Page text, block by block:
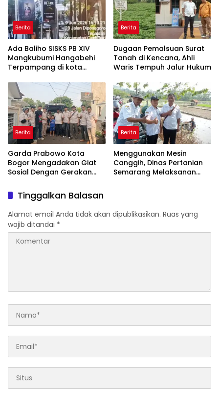
Berita
Ada Baliho SISKS PB XIV
Mangkubumi Hangabehi
Terpampang di kota
Membuat Budayawan
Terkejut
Berita
Dugaan Pemalsuan Surat
Tanah di Kencana, Ahli
Waris Tempuh Jalur Hukum
Berita
Garda Prabowo Kota
Bogor Mengadakan Giat
Sosial Dengan Gerakan
Berita
Menggunakan Mesin
Canggih, Dinas Pertanian
Semarang Melaksanan
Tinggalkan Balasan
Alamat email Anda tidak akan dipublikasikan. Ruas yang
wajib ditandai *